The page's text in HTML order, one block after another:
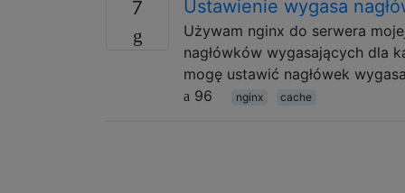
7 Ustawienie wygasa
Używam nginx do serwera
nagłówków wygasających dla
mogę ustawić nagłówek
96
nginx cache